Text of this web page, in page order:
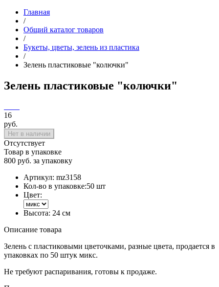
Главная
/
Общий каталог товаров
/
Букеты, цветы, зелень из пластика
/
Зелень пластиковые "колючки"
Зелень пластиковые "колючки"
16
руб.
Нет в наличии
Отсутствует
Товар в упаковке
800 руб. за упаковку
Артикул: mz3158
Кол-во в упаковке:50 шт
Цвет:
Высота: 24 см
Описание товара
Зелень с пластиковыми цветочками, разные цвета, продается в
упаковках по 50 штук микс.
Не требуют распаривания, готовы к продаже.